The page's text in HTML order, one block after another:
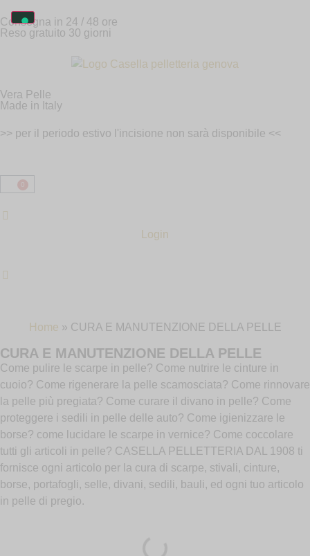
Consegna in 24 / 48 ore
Reso gratuito 30 giorni
Vera Pelle
Made in Italy
>> per il periodo estivo l'incisione non sarà disponibile <<
Login
Home » CURA E MANUTENZIONE DELLA PELLE
CURA E MANUTENZIONE DELLA PELLE
Come pulire le scarpe in pelle? Come nutrire le cinture in
cuoio? Come rigenerare la pelle scamosciata? Come rinnovare
la pelle più pregiata? Come curare il divano in pelle? Come
proteggere i sedili in pelle delle auto? Come igienizzare le
borse? come lucidare le scarpe in vernice? Come coccolare
tutti gli articoli in pelle? CASELLA PELLETTERIA DAL 1908 ti
fornisce ogni articolo per la cura di scarpe, stivali, cinture,
borse, portafogli, selle, divani, sedili, bauli, ed ogni tuo articolo
in pelle di pregio.